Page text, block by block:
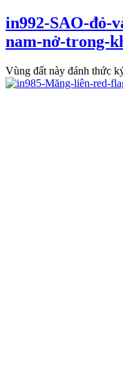
in992-SAO-đỏ-
nam-nở-trong-
Vùng đất này đánh thức